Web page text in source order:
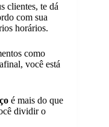
clientes, te dá
com sua
horários.
como
você está
é mais do que
dividir o